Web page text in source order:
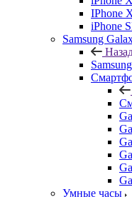
IPhone
iPhone
Samsung
Умные часы